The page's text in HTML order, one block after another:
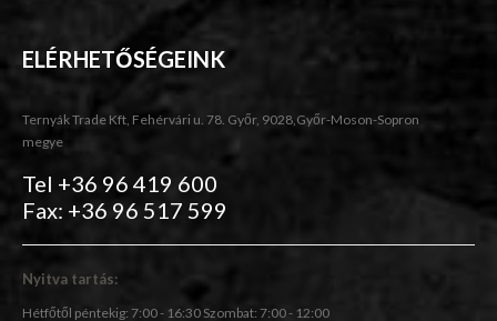
ELÉRHETŐSÉGEINK
Ternyák Trade Kft, Fehérvári u. 78. Győr, 9028,Győr-Moson-Sopron
megye
Tel +36 96 419 600
Fax: +36 96 517 599
Nyitva tartás:
Hétfőtől péntekig: 7:00 - 16:30 Szombat: 7:00 - 12:00